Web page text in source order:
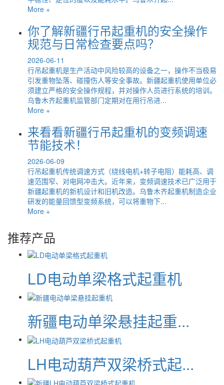
More +
你了解新疆行吊起重机的安全操作
规范与日常检查要点吗？
2026-06-11
行吊起重机是生产活动中风险较高的设备之一，操作不当极易
引发重物坠落、碰撞伤人等安全事故。新疆起重机使用单位必
须建立严格的安全操作规程，并对操作人员进行系统的培训。
乌鲁木齐起重机监管部门定期对在用行吊进...
More +
来看看新疆行吊起重机的变频调速
节能技术！
2026-06-09
行吊起重机传统调速方式（绕线电机+转子电阻）能耗高、调
速范围窄、对电网冲击大。近年来，变频调速技术已广泛用于
新疆起重机的新机设计和旧机改造。乌鲁木齐起重机制造企业
研发的能量回馈型变频系统，可以将重物下...
More +
推荐产品
LD电动单梁格式起重机
新疆电动单梁悬挂起重...
LH电动葫芦双梁桥式起...